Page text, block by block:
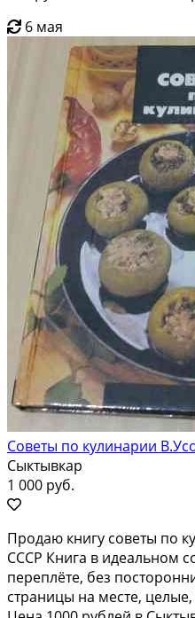
6 мая
Советы по кулинарии
Сыктывкар
1 000 руб.
Продаю книгу советы по
СССР Книга в идеальном
переплёте, без
страницы на месте,